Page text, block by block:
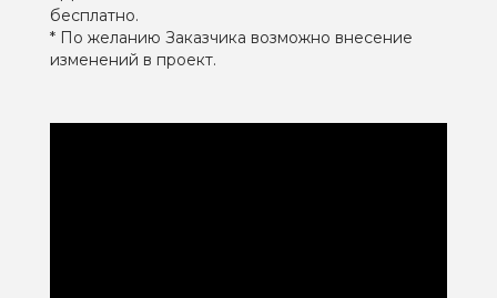
бесплатно.
* По желанию Заказчика возможно внесение
изменений в проект.